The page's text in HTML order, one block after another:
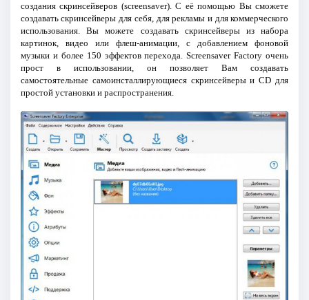
создания скринсейверов (screensaver). C её помощью Вы сможете
создавать скринсейверы для себя, для рекламы и для коммерческого
использования. Вы можете создавать скринсейверы из набора
картинок, видео или флеш-анимации, с добавлением фоновой
музыки и более 150 эффектов перехода. Screensaver Factory очень
прост в использовании, он позволяет Вам создавать
самостоятельные самоинсталлирующиеся скринсейверы и CD для
простой установки и распространения.